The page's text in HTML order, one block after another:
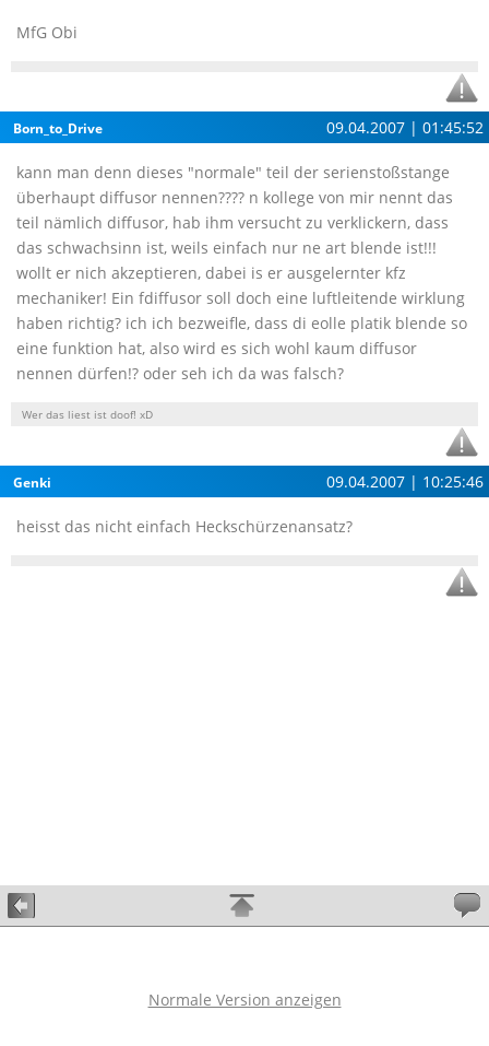
MfG Obi
Born_to_Drive 09.04.2007 | 01:45:52
kann man denn dieses "normale" teil der serienstoßstange
überhaupt diffusor nennen???? n kollege von mir nennt das
teil nämlich diffusor, hab ihm versucht zu verklickern, dass
das schwachsinn ist, weils einfach nur ne art blende ist!!!
wollt er nich akzeptieren, dabei is er ausgelernter kfz
mechaniker! Ein fdiffusor soll doch eine luftleitende wirklung
haben richtig? ich ich bezweifle, dass di eolle platik blende so
eine funktion hat, also wird es sich wohl kaum diffusor
nennen dürfen!? oder seh ich da was falsch?
Wer das liest ist doof! xD
Genki 09.04.2007 | 10:25:46
heisst das nicht einfach Heckschürzenansatz?
Normale Version anzeigen